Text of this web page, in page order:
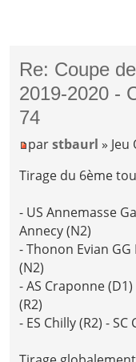
Re: Coupe
2019-2020 -
74
parstbaurl »
Tirage du 6ème
- US Annemasse
Annecy (N2)
- Thonon Evian GG
(N2)
- AS Craponne
(R2)
- ES Chilly (R2) - SC